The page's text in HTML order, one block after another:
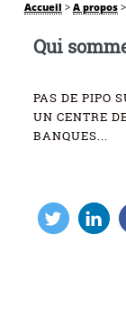
Accueil > A propos>
Qui
PAS DE PIPO
UN CENTRE
BANQUES...